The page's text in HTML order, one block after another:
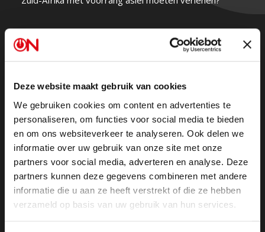
Deze website maakt gebruik van cookies
We gebruiken cookies om content en advertenties te
personaliseren, om functies voor social media te bieden
en om ons websiteverkeer te analyseren. Ook delen we
informatie over uw gebruik van onze site met onze
partners voor social media, adverteren en analyse. Deze
partners kunnen deze gegevens combineren met andere
informatie die u aan ze heeft verstrekt of die ze hebben
verzameld op basis van uw gebruik van hun services.
Machiel de Graaf: ‘Ja, onze broeders geven we een
plek in Nederland.’
Harm Beertema: ‘We zouden uit het VN-
vluchtelingenverdrag moeten stappen, dan kunnen we
Sonya Taheri: ‘Absoluut niet! Dan beloon je kolonisatie.’
Ongehoord Nieuws gemist?Kijk de hele uitzending
terug.